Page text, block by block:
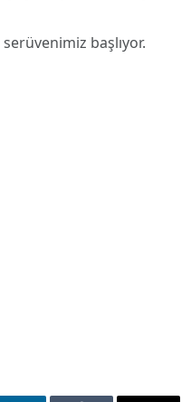
başlıyor.